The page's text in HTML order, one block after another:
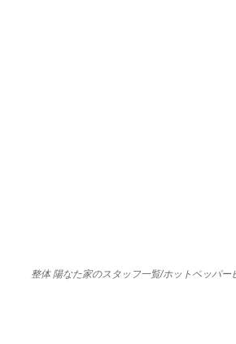
整体 陽なた家のスタッフ一覧/ホットペッパー